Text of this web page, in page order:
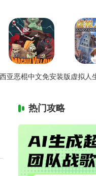
亚恶棍中文免安装版 虚拟人
热门攻略